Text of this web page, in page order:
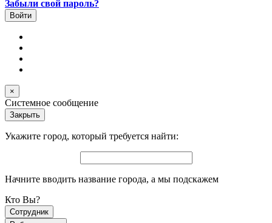
Забыли свой пароль?
×
Системное сообщение
Закрыть
Укажите город, который требуется найти:
Начните вводить название города, а мы подскажем
Кто Вы?
Сотрудник